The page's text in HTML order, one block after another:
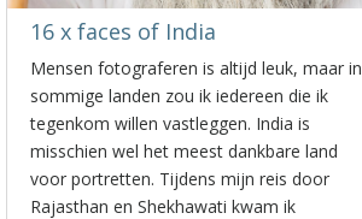
16 x faces of India
Mensen fotograferen is altijd leuk, maar in
sommige landen zou ik iedereen die ik
tegenkom willen vastleggen. India is
misschien wel het meest dankbare land
voor portretten. Tijdens mijn reis door
Rajasthan en Shekhawati kwam ik